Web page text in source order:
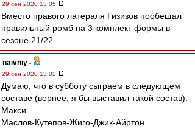
29 сен 2020 13:05
Вместо правого латераля Гизизов пообещал
правильный ромб на 3 комплект формы в
сезоне 21/22
naivniy -
29 сен 2020 13:02
Думаю, что в субботу сыграем в следующем
составе (вернее, я бы выставил такой состав):
Макси
Маслов-Кутепов-Жиго-Джик-Айртон